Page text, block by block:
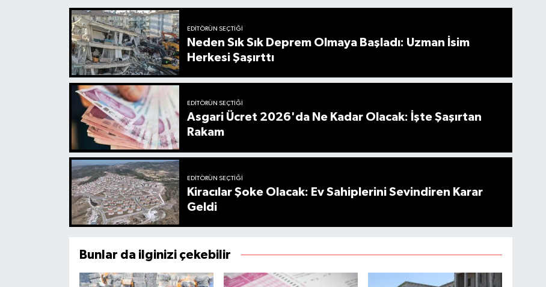
EDITÖRÜN SEÇTIĞI
Neden Sık Sık Deprem Olmaya Başladı: Uzman İsim
Herkesi Şaşırttı
EDITÖRÜN SEÇTIĞI
Asgari Ücret 2026'da Ne Kadar Olacak: İşte Şaşırtan
Rakam
EDITÖRÜN SEÇTIĞI
Kiracılar Şoke Olacak: Ev Sahiplerini Sevindiren Karar
Geldi
Bunlar da ilginizi çekebilir